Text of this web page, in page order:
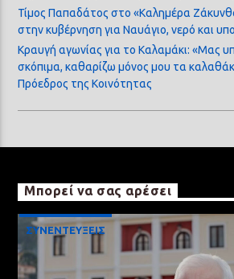
Τίμος Παπαδάτος στο «Καλημέρα
στην κυβέρνηση για Ναυάγιο, νερό και
Κραυγή αγωνίας για το Καλαμάκι: «Μας
σκόπιμα, καθαρίζω μόνος μου τα
Πρόεδρος της Κοινότητας
Μπορεί να σας αρέσει
ΣΥΝΕΝΤΕΥΞΕΙΣ